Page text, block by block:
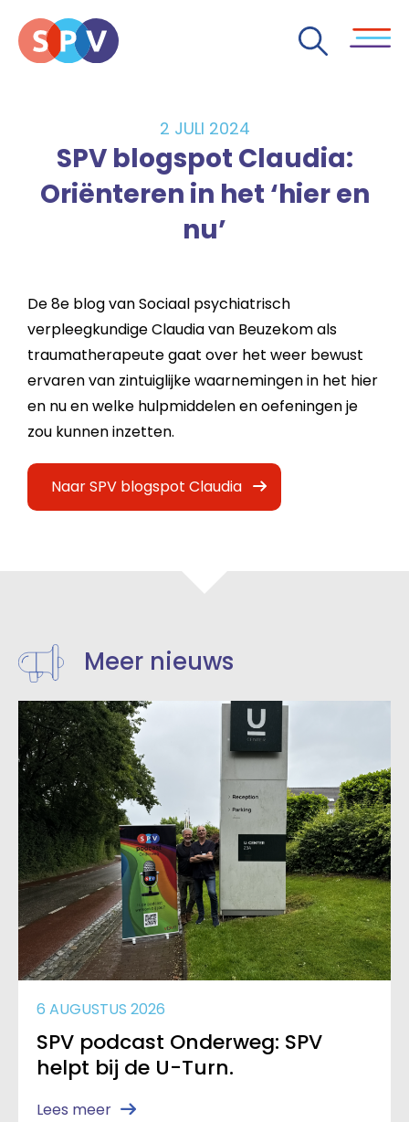
2 JULI 2024
SPV blogspot Claudia:
Oriënteren in het ‘hier en
nu’
De 8e blog van Sociaal psychiatrisch
verpleegkundige Claudia van Beuzekom als
traumatherapeute gaat over het weer bewust
ervaren van zintuiglijke waarnemingen in het hier
en nu en welke hulpmiddelen en oefeningen je
zou kunnen inzetten.
Naar SPV blogspot Claudia
Meer nieuws
6 AUGUSTUS 2026
SPV podcast Onderweg: SPV
helpt bij de U-Turn.
Lees meer